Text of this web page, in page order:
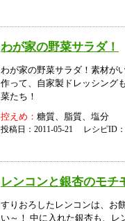
わが家の野菜サラダ！
わが家の野菜サラダ！素材が
作って、自家製ドレッシング
菜たち！
控えめ： 糖質、脂質、塩分
投稿日：2011-05-21 レシピID
レンコンと銀杏のモチ
すりおろしたレンコンは、お
い～！ 中に入れた銀杏も、レ